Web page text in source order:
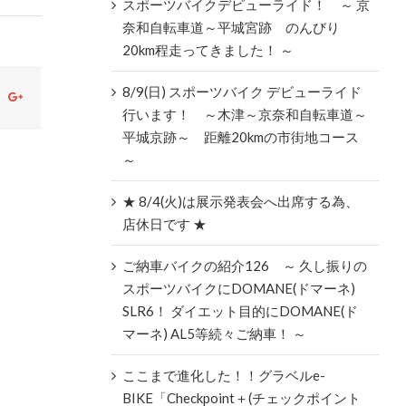
Google+
スポーツバイクデビューライド！ ～ 京
奈和自転車道～平城宮跡 のんびり
20km程走ってきました！ ～
8/9(日) スポーツバイク デビューライド
行います！ ～木津～京奈和自転車道～
平城京跡～ 距離20kmの市街地コース
～
★ 8/4(火)は展示発表会へ出席する為、
店休日です ★
ご納車バイクの紹介126 ～ 久し振りの
スポーツバイクにDOMANE(ドマーネ)
SLR6！ ダイエット目的にDOMANE(ド
マーネ) AL5等続々ご納車！ ～
ここまで進化した！！グラベルe-
BIKE「Checkpoint＋(チェックポイント